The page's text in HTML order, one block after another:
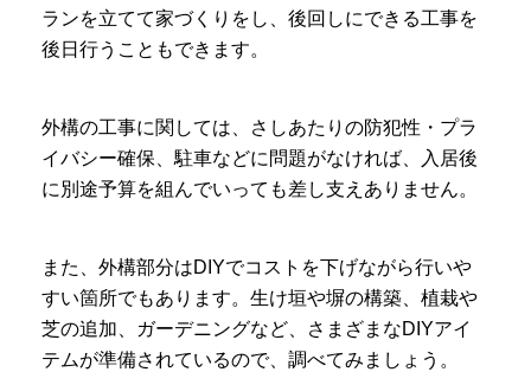
ランを立てて家づくりをし、後回しにできる工事を
後日行うこともできます。
外構の工事に関しては、さしあたりの防犯性・プラ
イバシー確保、駐車などに問題がなければ、入居後
に別途予算を組んでいっても差し支えありません。
また、外構部分はDIYでコストを下げながら行いや
すい箇所でもあります。生け垣や塀の構築、植栽や
芝の追加、ガーデニングなど、さまざまなDIYアイ
テムが準備されているので、調べてみましょう。